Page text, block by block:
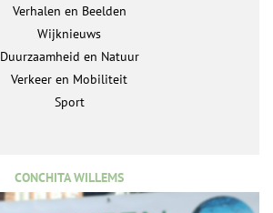
Verhalen en Beelden
Wijknieuws
Duurzaamheid en Natuur
Verkeer en Mobiliteit
Sport
CONCHITA WILLEMS